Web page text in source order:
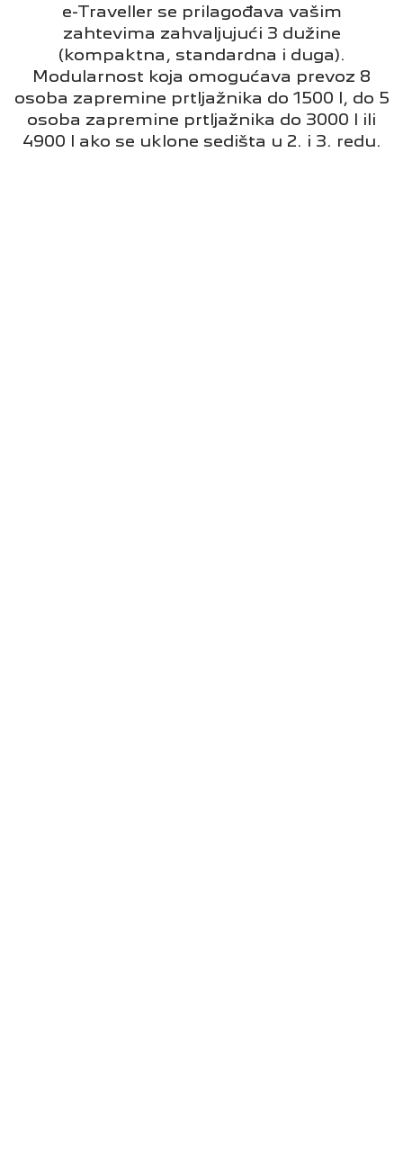
e-Traveller se prilagođava vašim
zahtevima zahvaljujući 3 dužine
(kompaktna, standardna i duga).
Modularnost koja omogućava prevoz 8
osoba zapremine prtljažnika do 1500 l, do 5
osoba zapremine prtljažnika do 3000 l ili
4900 l ako se uklone sedišta u 2. i 3. redu.